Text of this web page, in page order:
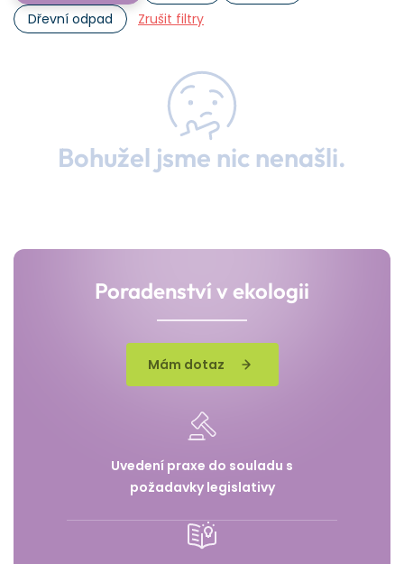
Dřevní odpad
Zrušit filtry
Bohužel jsme nic nenašli.
Poradenství v ekologii
Mám dotaz
Uvedení praxe do souladu s
požadavky legislativy